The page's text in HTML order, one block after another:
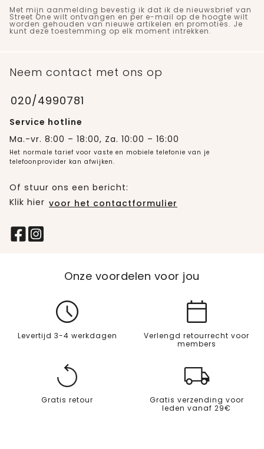
Met mijn aanmelding bevestig ik dat ik de nieuwsbrief van
Street One wilt ontvangen en per e-mail op de hoogte wilt
worden gehouden van nieuwe artikelen en promoties. Je
kunt deze toestemming op elk moment intrekken.
Neem contact met ons op
020/4990781
Service hotline
Ma.-vr. 8:00 – 18:00, Za. 10:00 – 16:00
Het normale tarief voor vaste en mobiele telefonie van je
telefoonprovider kan afwijken.
Of stuur ons een bericht:
Klik hier voor het contactformulier
Onze voordelen voor jou
Levertijd 3-4 werkdagen
Verlengd retourrecht voor
members
Gratis retour
Gratis verzending voor
leden vanaf 29€